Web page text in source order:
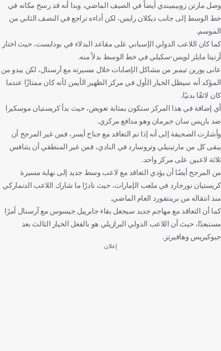
وصل مارتن زوبيميندي أيضاً في الصيف الماضي، وبدا أنه قد رسخ مكانه في
خط الوسط إلى جانب ديكلان رايس، لكن أداءه تراجع في النصف الثاني من
الموسم.
كما كان اللاعب الدولي الإسباني على مقاعد البدلاء في بودابست، حيث اختار
أرتيتا مايلز لويس-سكيلي في خط الوسط بدلاً منه.
عانى يورين تيمبر من مشاكل الإصابات خلال مسيرته مع آرسنال، لكن يبدو من
المؤكد أنه سيظل الخيار الأول في مركز الظهير الأيمن لأنه كان ممتازًا عندما
كان لائقًا بدنيًا.
أي إضافة في هذا المركز ستكون بمثابة تعويض، حيث بدأ كريستيان موسكيرا
ضد باريس سان جيرمان وهو مدافع مركزي.
وأشارت الصحيفة إلى أنه إذا تم التعاقد مع جناح أيسر، فمن غير المرجح أن
يبقى كل من مارتينيلي وتروسارد في النادي، فمن غير المنطقي أن يتنافس
ثلاثة لاعبين على مركز واحد.
من المرجح أيضًا أن يؤدي التعاقد مع لاعب وسط جديد إلى نهاية مسيرة
كريستيان نورجارد في ملعب الإمارات، حيث نادرًا ما شارك اللاعب الدنماركي
منذ انتقاله من برينتفورد العام الماضي.
كما أن التعاقد مع مهاجم جديد سيجعل بقاء جابرييل جيسوس مع آرسنال أمرًا
مستبعدًا، حيث أن اللاعب الدولي البرازيلي هو بالفعل الخيار الثالث بعد
جيوكيريس وهافيرتز.
إعلان